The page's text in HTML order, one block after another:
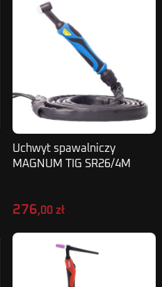
Uchwyt spawalniczy
MAGNUM TIG SR26/4M
276,00 zł